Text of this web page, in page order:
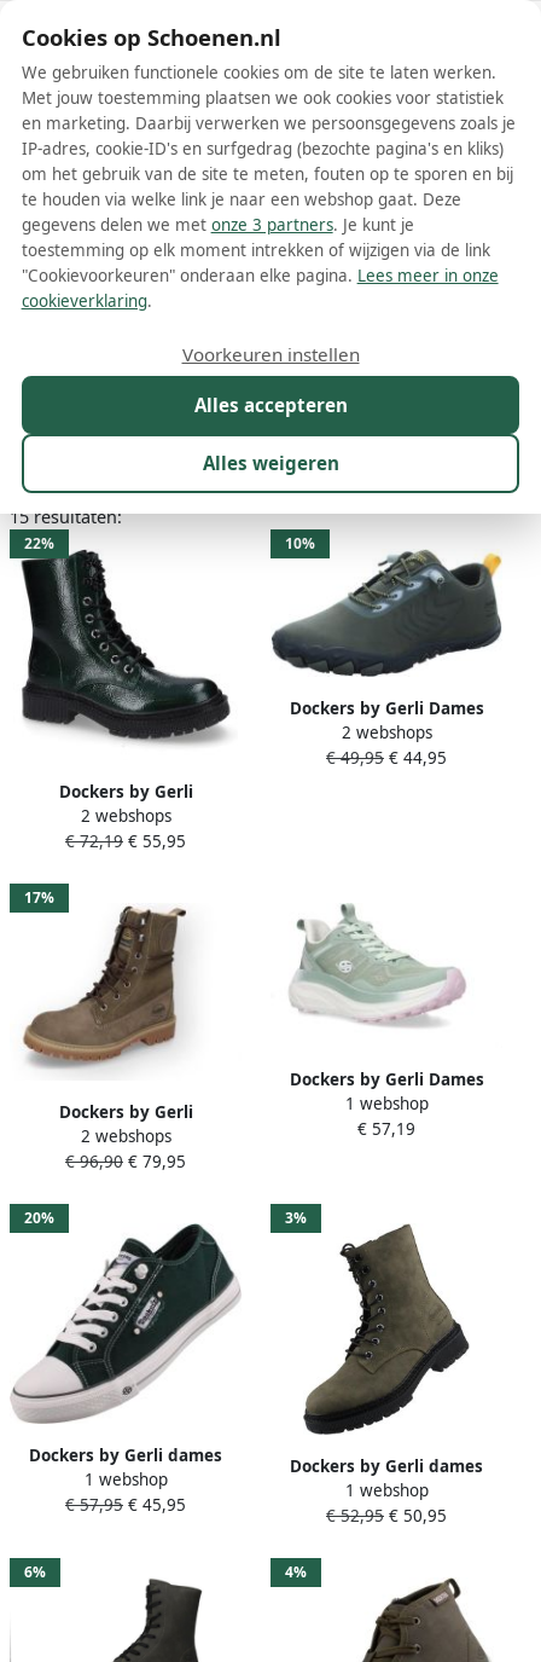
Schoenen.nl
Wis filters Alle filters
Groene Dockers by Gerli
damesschoenen
Meer lezen
Boots Enkellaarsjes Laarzen Mocassins Muiltjes
15 resultaten:
22%
Dockers by Gerli
Veterschoenen Biker boots
met ritssluiting
2 webshops
€ 72,19 € 55,95
10%
Dockers by Gerli Dames
Sneakers 56MH208-630-859
Barefoot Schoen Khaki
2 webshops
€ 49,95 € 44,95
17%
Dockers by Gerli
Schnürboots Geveterde
laarzen groen Leer Dames
2 webshops
€ 96,90 € 79,95
Dockers by Gerli Dames
Sneakers munt
1 webshop
€ 57,19
20%
Dockers by Gerli dames
canvas sportschoenen
donkergroen
1 webshop
€ 57,95 € 45,95
3%
Dockers by Gerli dames
enkellaars groen (kaki)
1 webshop
€ 52,95 € 50,95
6% 4%
Cookies op Schoenen.nl
We gebruiken functionele cookies om de site te laten werken.
Met jouw toestemming plaatsen we ook cookies voor statistiek
en marketing. Daarbij verwerken we persoonsgegevens zoals je
IP-adres, cookie-ID's en surfgedrag (bezochte pagina's en kliks)
om het gebruik van de site te meten, fouten op te sporen en bij
te houden via welke link je naar een webshop gaat. Deze
gegevens delen we met onze 3 partners. Je kunt je
toestemming op elk moment intrekken of wijzigen via de link
"Cookievoorkeuren" onderaan elke pagina. Lees meer in onze
cookieverklaring.
Alles accepteren
Alles weigeren
Voorkeuren instellen